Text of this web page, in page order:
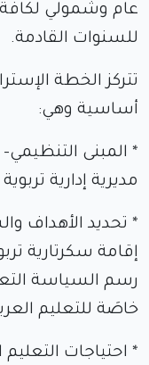
عام وشمولي لكافة
للسنوات القادمة.
تتركز الخطة
أساسية وهي:
* المبنى التنظيمي-
مديرية إدارية
* تحديد الأهداف
إقامة سكرتارية
رسم السياسة
خاصَة للتعليم
* احتياجات